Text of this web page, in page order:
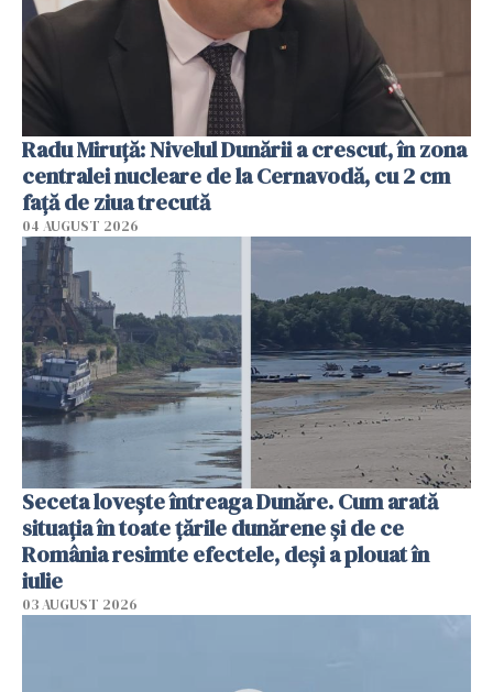
Radu Miruţă: Nivelul Dunării a crescut, în zona
centralei nucleare de la Cernavodă, cu 2 cm
faţă de ziua trecută
04 AUGUST 2026
Seceta lovește întreaga Dunăre. Cum arată
situația în toate țările dunărene și de ce
România resimte efectele, deși a plouat în
iulie
03 AUGUST 2026